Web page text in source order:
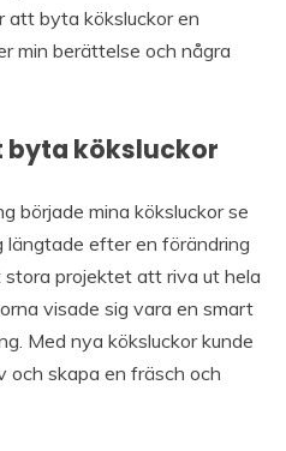
att byta köksluckor en
min berättelse och några
byta köksluckor
började mina köksluckor se
längtade efter en förändring
projektet att riva ut hela
visade sig vara en smart
Med nya köksluckor kunde
skapa en fräsch och